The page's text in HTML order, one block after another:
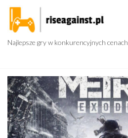
Przejdź
treści
Najlepsze gry w konkurencyjnych cenach